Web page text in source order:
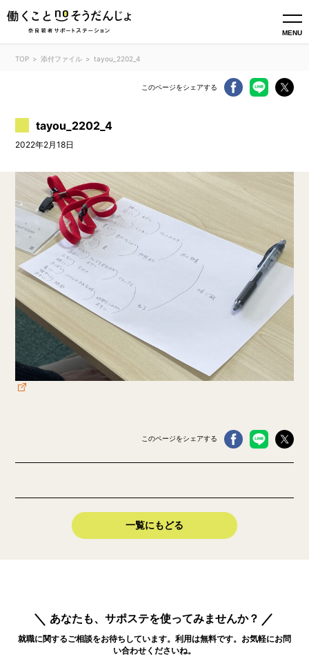
MENU
TOP 添付ファイル tayou_2202_4
このページをシェアする
tayou_2202_4
2022年2月18日
このページをシェアする
一覧にもどる
あなたも、サポステを使ってみませんか？
就職に関するご相談をお待ちしています。利用は無料です。お気軽にお問
い合わせくださいね。